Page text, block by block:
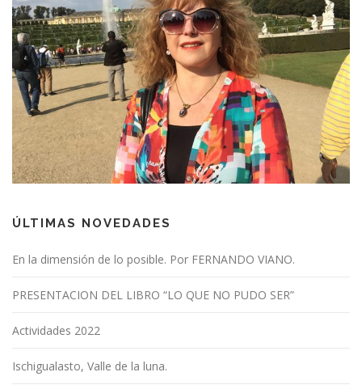
ÚLTIMAS NOVEDADES
En la dimensión de lo posible. Por FERNANDO VIANO.
PRESENTACION DEL LIBRO “LO QUE NO PUDO SER”
Actividades 2022
Ischigualasto, Valle de la luna.